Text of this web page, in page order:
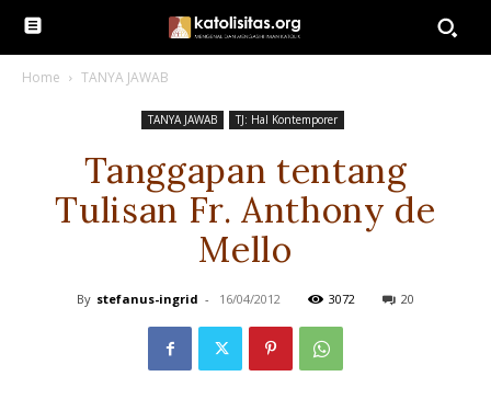
Home TANYA JAWAB
TANYA JAWAB TJ: Hal Kontemporer
Tanggapan tentang
Tulisan Fr. Anthony de
Mello
By stefanus-ingrid - 16/04/2012 3072 20